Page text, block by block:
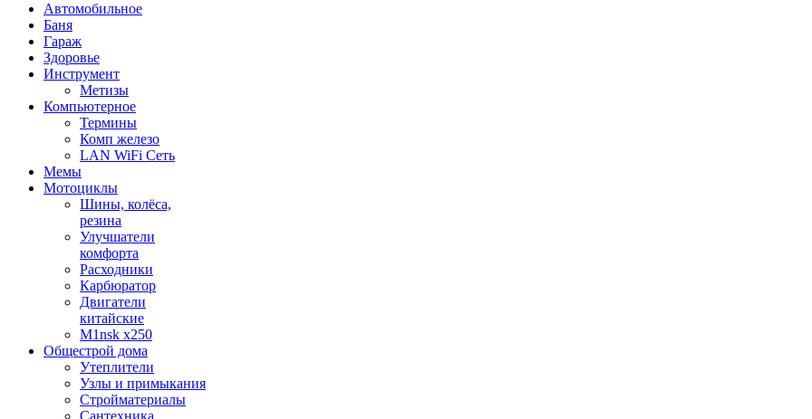
Автомобильное
Баня
Гараж
Здоровье
Инструмент
Метизы
Компьютерное
Термины
Комп железо
LAN WiFi Сеть
Мемы
Мотоциклы
Шины, колёса,
резина
Улучшатели
комфорта
Расходники
Карбюратор
Двигатели
китайские
M1nsk x250
Общестрой дома
Утеплители
Узлы и примыкания
Стройматериалы
Сантехника,